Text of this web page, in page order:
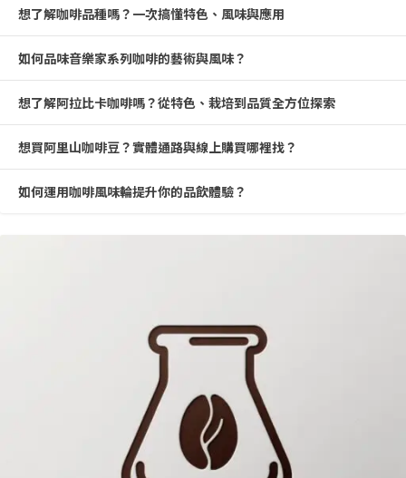
想了解咖啡品種嗎？一次搞懂特色、風味與應用
如何品味音樂家系列咖啡的藝術與風味？
想了解阿拉比卡咖啡嗎？從特色、栽培到品質全方位探索
想買阿里山咖啡豆？實體通路與線上購買哪裡找？
如何運用咖啡風味輪提升你的品飲體驗？